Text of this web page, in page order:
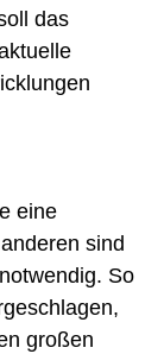
das
eine
sind
So
großen